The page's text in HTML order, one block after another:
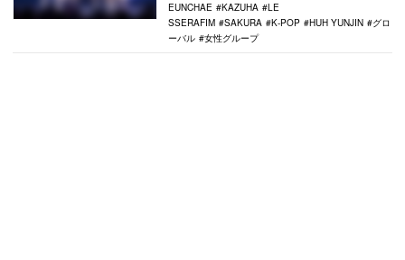
EUNCHAE
KAZUHA
LE
SSERAFIM
SAKURA K-POP HUH YUNJIN
グロ
ーバル
女性グループ